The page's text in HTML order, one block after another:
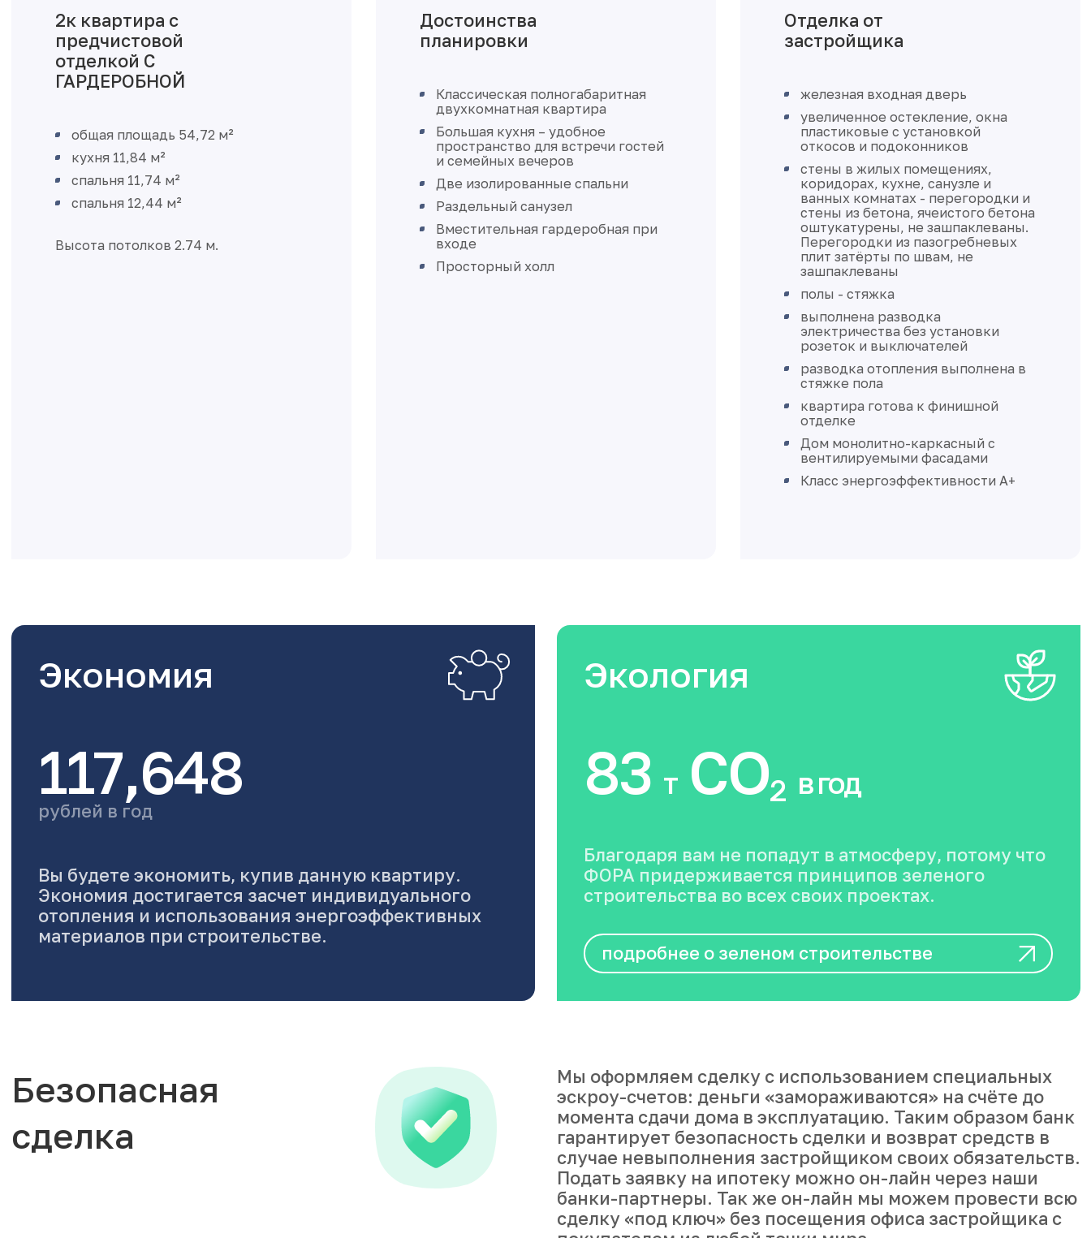
2к квартира с
предчистовой
отделкой С
ГАРДЕРОБНОЙ
общая площадь 54,72 м²
кухня 11,84 м²
спальня 11,74 м²
спальня 12,44 м²
Высота потолков 2.74 м.
Достоинства
планировки
Классическая полногабаритная
двухкомнатная квартира
Большая кухня – удобное
пространство для встречи гостей
и семейных вечеров
Две изолированные спальни
Раздельный санузел
Вместительная гардеробная при
входе
Просторный холл
Отделка от
застройщика
железная входная дверь
увеличенное остекление, окна
пластиковые с установкой
откосов и подоконников
стены в жилых помещениях,
коридорах, кухне, санузле и
ванных комнатах - перегородки и
стены из бетона, ячеистого бетона
оштукатурены, не зашпаклеваны.
Перегородки из пазогребневых
плит затёрты по швам, не
зашпаклеваны
полы - стяжка
выполнена разводка
электричества без установки
розеток и выключателей
разводка отопления выполнена в
стяжке пола
квартира готова к финишной
отделке
Дом монолитно-каркасный с
вентилируемыми фасадами
Класс энергоэффективности А+
Экономия
117,648
рублей в год
Вы будете экономить, купив данную квартиру.
Экономия достигается засчет индивидуального
отопления и использования энергоэффективных
материалов при строительстве.
Экология
83 тCO2 в год
Благодаря вам не попадут в атмосферу, потому что
ФОРА придерживается принципов зеленого
строительства во всех своих проектах.
подробнее о зеленом строительстве
Безопасная
сделка
Мы оформляем сделку с использованием специальных
эскроу-счетов: деньги «замораживаются» на счёте до
момента сдачи дома в эксплуатацию. Таким образом банк
гарантирует безопасность сделки и возврат средств в
случае невыполнения застройщиком своих обязательств.
Подать заявку на ипотеку можно он-лайн через наши
банки-партнеры. Так же он-лайн мы можем провести всю
сделку «под ключ» без посещения офиса застройщика с